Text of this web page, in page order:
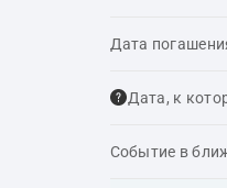
Дата
Дата, к
Событие в